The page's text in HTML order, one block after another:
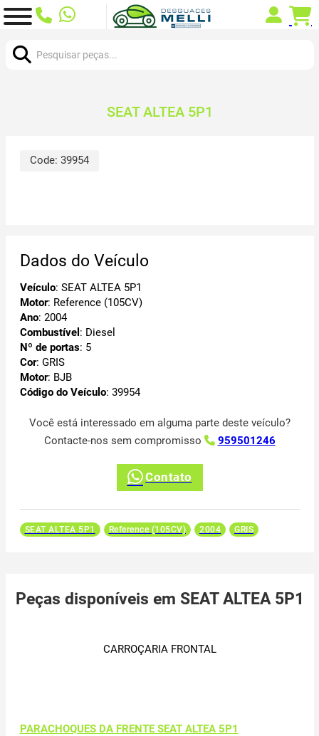
SEAT ALTEA 5P1
Code: 39954
Dados do Veículo
Veículo: SEAT ALTEA 5P1
Motor: Reference (105CV)
Ano: 2004
Combustível : Diesel
Nº de portas: 5
Cor: GRIS
Motor: BJB
Código do Veículo: 39954
Você está interessado em alguma parte deste veículo?
Contacte-nos sem compromisso
959501246
Contato
SEAT ALTEA 5P1 Reference (105CV) 2004 GRIS
Peças disponíveis em SEAT ALTEA 5P1
CARROÇARIA FRONTAL
PARACHOQUES DA FRENTE SEAT ALTEA 5P1